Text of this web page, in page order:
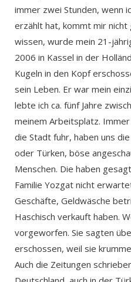
immer zwei Stunden, wenn
erzählt hat, kommt mir nicht
wissen, wurde mein 21-
2006 in Kassel in der
Kugeln in den Kopf
sein Leben. Er war mein
lebte ich ca. fünf Jahre
meinem Arbeitsplatz. Immer
die Stadt fuhr, haben uns
oder Türken, böse
Menschen. Die haben
Familie Yozgat nicht
Geschäfte, Geldwäsche
Haschisch verkauft haben.
vorgeworfen. Sie sagten
erschossen, weil sie
Auch die Zeitungen